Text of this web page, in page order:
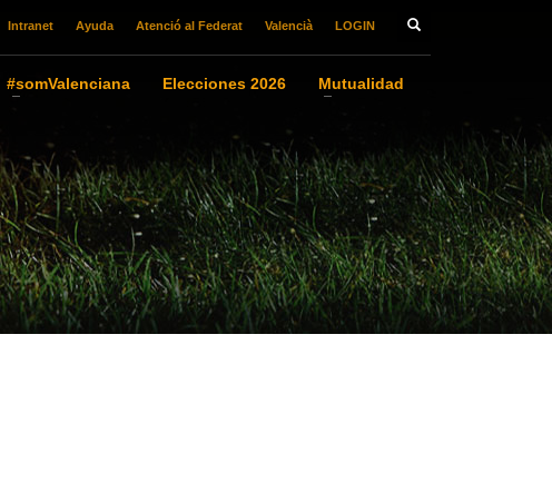
Intranet Ayuda Atenció al Federat Valencià LOGIN
#somValenciana Elecciones 2026
Mutualidad